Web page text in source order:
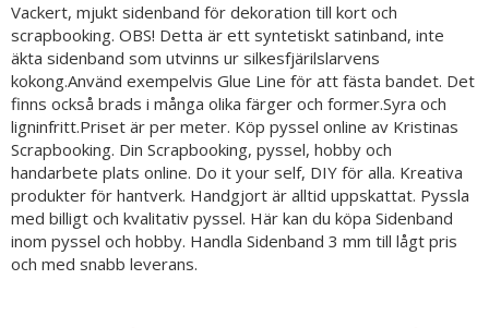
Vackert, mjukt sidenband för dekoration till kort och
scrapbooking. OBS! Detta är ett syntetiskt satinband, inte
äkta sidenband som utvinns ur silkesfjärilslarvens
kokong.Använd exempelvis Glue Line för att fästa bandet. Det
finns också brads i många olika färger och former.Syra och
ligninfritt.Priset är per meter. Köp pyssel online av Kristinas
Scrapbooking. Din Scrapbooking, pyssel, hobby och
handarbete plats online. Do it your self, DIY för alla. Kreativa
produkter för hantverk. Handgjort är alltid uppskattat. Pyssla
med billigt och kvalitativ pyssel. Här kan du köpa Sidenband
inom pyssel och hobby. Handla Sidenband 3 mm till lågt pris
och med snabb leverans.